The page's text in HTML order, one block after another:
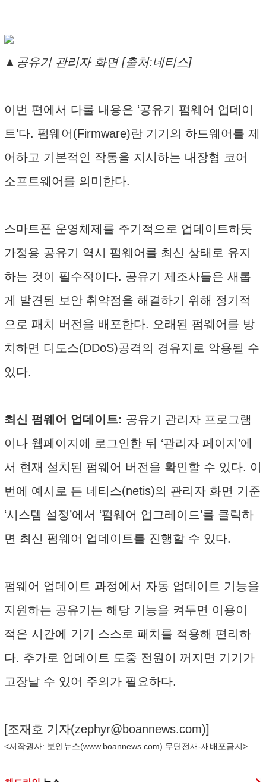
▲공유기 관리자 화면 [출처:네티스]
이번 편에서 다룰 내용은 ‘공유기 펌웨어 업데이
트’다. 펌웨어(Firmware)란 기기의 하드웨어를 제
어하고 기본적인 작동을 지시하는 내장형 코어
소프트웨어를 의미한다.
스마트폰 운영체제를 주기적으로 업데이트하듯
가정용 공유기 역시 펌웨어를 최신 상태로 유지
하는 것이 필수적이다. 공유기 제조사들은 새롭
게 발견된 보안 취약점을 해결하기 위해 정기적
으로 패치 버전을 배포한다. 오래된 펌웨어를 방
치하면 디도스(DDoS)공격의 경유지로 악용될 수
있다.
최신 펌웨어 업데이트: 공유기 관리자 프로그램
이나 웹페이지에 로그인한 뒤 ‘관리자 페이지’에
서 현재 설치된 펌웨어 버전을 확인할 수 있다. 이
번에 예시로 든 네티스(netis)의 관리자 화면 기준
‘시스템 설정’에서 ‘펌웨어 업그레이드’를 클릭하
면 최신 펌웨어 업데이트를 진행할 수 있다.
펌웨어 업데이트 과정에서 자동 업데이트 기능을
지원하는 공유기는 해당 기능을 켜두면 이용이
적은 시간에 기기 스스로 패치를 적용해 편리하
다. 추가로 업데이트 도중 전원이 꺼지면 기기가
고장날 수 있어 주의가 필요하다.
[조재호 기자(zephyr@boannews.com)]
<저작권자: 보안뉴스(www.boannews.com) 무단전재-재배포금지>